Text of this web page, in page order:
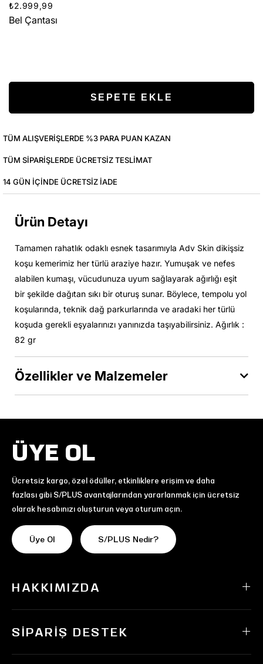
₺2.999,99
Bel Çantası
TÜM ALIŞVERIŞLERDE %3 PARA PUAN KAZAN
TÜM SIPARIŞLERDE ÜCRETSIZ TESLIMAT
14 GÜN IÇINDE ÜCRETSIZ IADE
Ürün Detayı
Tamamen rahatlık odaklı esnek tasarımıyla Adv Skin dikişsiz
koşu kemerimiz her türlü araziye hazır. Yumuşak ve nefes
alabilen kumaşı, vücudunuza uyum sağlayarak ağırlığı eşit
bir şekilde dağıtan sıkı bir oturuş sunar. Böylece, tempolu yol
koşularında, teknik dağ parkurlarında ve aradaki her türlü
koşuda gerekli eşyalarınızı yanınızda taşıyabilirsiniz. Ağırlık :
82 gr
Özellikler ve Malzemeler
ÜYE OL
Ücretsiz kargo, özel ödüller, etkinliklere erişim ve daha
fazlası gibi S/PLUS avantajlarından yararlanmak için ücretsiz
olarak hesabınızı oluşturun veya oturum açın.
Üye Ol S/PLUS Nedir?
HAKKIMIZDA
SIPARIŞ DESTEK